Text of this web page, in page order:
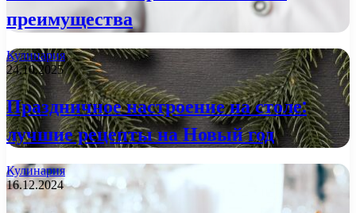
преимущества
Кулинария
24.10.2025
Праздничное настроение на столе:
лучшие рецепты на Новый год
Кулинария
16.12.2024